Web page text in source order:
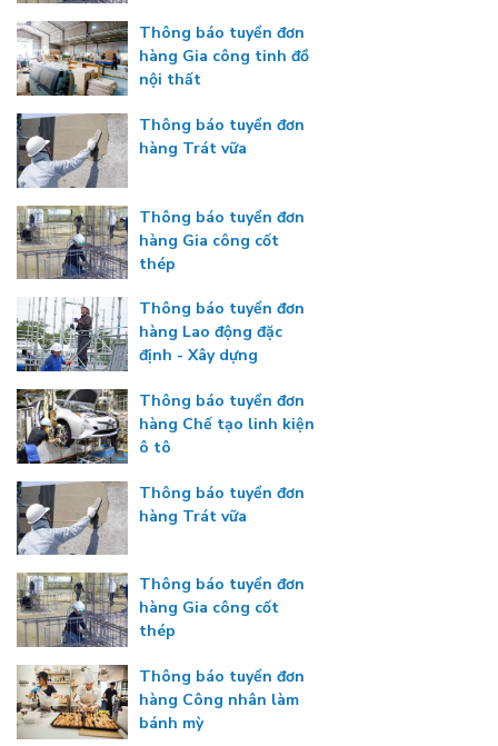
Thông báo tuyển đơn
hàng Gia công tinh đồ
nội thất
Thông báo tuyển đơn
hàng Trát vữa
Thông báo tuyển đơn
hàng Gia công cốt
thép
Thông báo tuyển đơn
hàng Lao động đặc
định - Xây dựng
Thông báo tuyển đơn
hàng Chế tạo linh kiện
ô tô
Thông báo tuyển đơn
hàng Trát vữa
Thông báo tuyển đơn
hàng Gia công cốt
thép
Thông báo tuyển đơn
hàng Công nhân làm
bánh mỳ